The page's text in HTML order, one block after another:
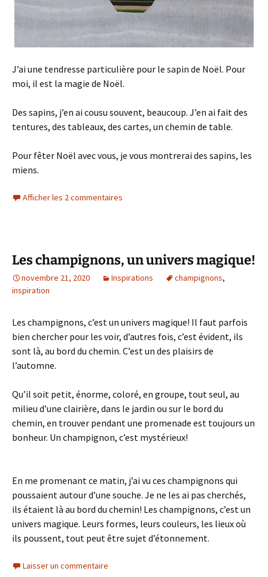
J’ai une tendresse particulière pour le sapin de Noël. Pour
moi, il est la magie de Noël.
Des sapins, j’en ai cousu souvent, beaucoup. J’en ai fait des
tentures, des tableaux, des cartes, un chemin de table.
Pour fêter Noël avec vous, je vous montrerai des sapins, les
miens.
Afficher les 2 commentaires
Les champignons, un univers magique!
novembre 21, 2020 Inspirations champignons,
inspiration
Les champignons, c’est un univers magique! Il faut parfois
bien chercher pour les voir, d’autres fois, c’est évident, ils
sont là, au bord du chemin. C’est un des plaisirs de
l’automne.
Qu’il soit petit, énorme, coloré, en groupe, tout seul, au
milieu d’une clairière, dans le jardin ou sur le bord du
chemin, en trouver pendant une promenade est toujours un
bonheur. Un champignon, c’est mystérieux!
En me promenant ce matin, j’ai vu ces champignons qui
poussaient autour d’une souche. Je ne les ai pas cherchés,
ils étaient là au bord du chemin! Les champignons, c’est un
univers magique. Leurs formes, leurs couleurs, les lieux où
ils poussent, tout peut être sujet d’étonnement.
Laisser un commentaire